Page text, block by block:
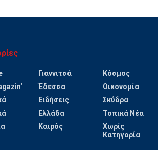
Γιαννιτσά
Έδεσσα
Ειδήσεις
Ελλάδα
Καιρός
Κόσμος
Οικονομία
Σκύδρα
Τοπικά Νέα
Χωρίς
Κατηγορία